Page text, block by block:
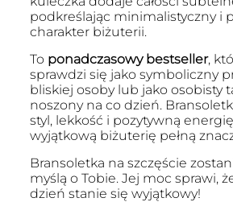
podkreślając minimalistyczny i
charakter biżuterii.
To ponadczasowy bestseller,
sprawdzi się jako symboliczny
bliskiej osoby lub jako osobisty
noszony na co dzień.
styl, lekkość i pozytywną
wyjątkową biżuterię pełną
Bransoletka na szczęście
myślą o Tobie. Jej moc sprawi,
dzień stanie się wyjątkowy!